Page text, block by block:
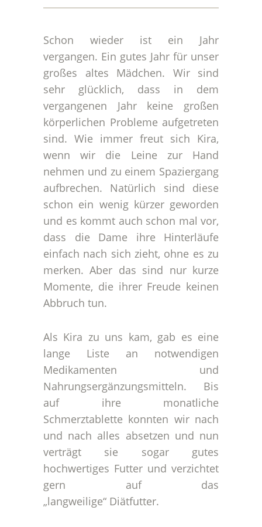
Schon wieder ist ein Jahr
vergangen. Ein gutes Jahr für unser
großes altes Mädchen. Wir sind
sehr glücklich, dass in dem
vergangenen Jahr keine großen
körperlichen Probleme aufgetreten
sind. Wie immer freut sich Kira,
wenn wir die Leine zur Hand
nehmen und zu einem Spaziergang
aufbrechen. Natürlich sind diese
schon ein wenig kürzer geworden
und es kommt auch schon mal vor,
dass die Dame ihre Hinterläufe
einfach nach sich zieht, ohne es zu
merken. Aber das sind nur kurze
Momente, die ihrer Freude keinen
Abbruch tun.
Als Kira zu uns kam, gab es eine
lange Liste an notwendigen
Medikamenten und
Nahrungsergänzungsmitteln. Bis
auf ihre monatliche
Schmerztablette konnten wir nach
und nach alles absetzen und nun
verträgt sie sogar gutes
hochwertiges Futter und verzichtet
gern auf das
„langweilige“ Diätfutter.